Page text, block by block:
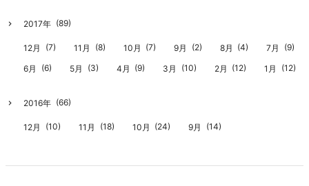
2017年 (89)
12月 (7) 11月 (8) 10月 (7) 9月 (2) 8月 (4) 7月 (9)
6月 (6) 5月 (3) 4月 (9) 3月 (10) 2月 (12) 1月 (12)
2016年 (66)
12月 (10) 11月 (18) 10月 (24) 9月 (14)